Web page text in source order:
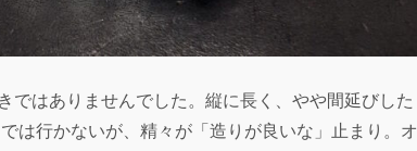
ではありませんでした。縦に長く、やや間延びした
は行かないが、精々が「造りが良いな」止まり。オ